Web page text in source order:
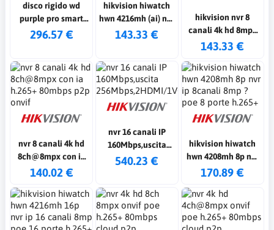
disco rigido wd
purple pro smart
video - 10 tb per
296.57 €
hikvision hiwatch
hwn 4216mh (ai) nvr
ip 16 canali 8mp
143.33 €
hikvision nvr 8
canali 4k hd 8mpx
con switch 8 porte
p2p on
143.33 €
nvr 8 canali 4k hd
8ch@8mpx con ia
h.265+ 80mbps p2p
140.02 €
nvr 16 canali IP
160Mbps,uscita
256Mbps,2HDMI/1VGA/2RJ45
540.23 €
hikvision hiwatch
hwn 4208mh 8p nvr
ip 8canali 8mp ?poe
170.89 €